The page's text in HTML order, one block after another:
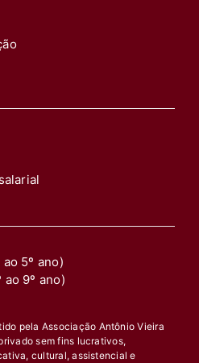
5º ano)
ao 9º ano)
pela Associação Antônio Vieira
sem fins lucrativos,
cultural, assistencial e